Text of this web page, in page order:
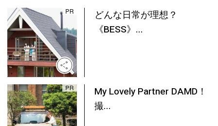
どんな日常が理想？
《BESS》...
My Lovely Partner DAMD！
撮...